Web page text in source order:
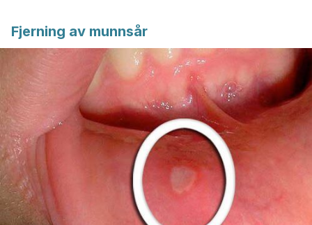
Fjerning av munnsår